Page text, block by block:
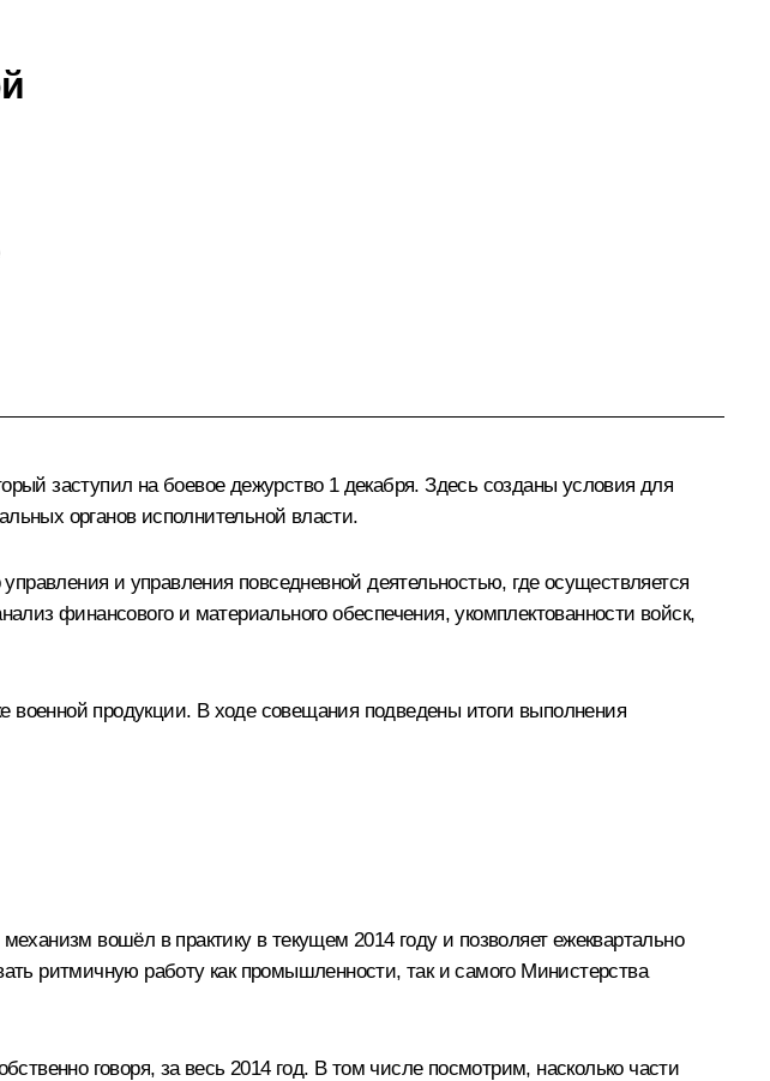
заступил на боевое дежурство 1 декабря. Здесь созданы условия для
органов исполнительной власти.
и управления повседневной деятельностью, где осуществляется
финансового и материального обеспечения, укомплектованности войск,
продукции. В ходе совещания подведены итоги выполнения
вошёл в практику в текущем 2014 году и позволяет ежеквартально
ритмичную работу как промышленности, так и самого Министерства
говоря, за весь 2014 год. В том числе посмотрим, насколько части